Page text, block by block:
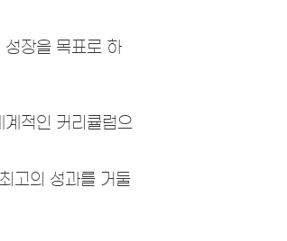
장을 목표로 하
적인 커리큘럼으
고의 성과를 거둘